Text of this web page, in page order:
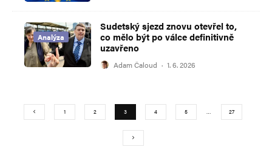
Analýza
Sudetský sjezd znovu otevřel to,
co mělo být po válce definitivně
uzavřeno
Adam Čaloud · 1. 6. 2026
1 2 3 4 5 27